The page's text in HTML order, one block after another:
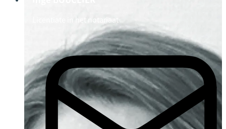
Licentiate in het notariaat